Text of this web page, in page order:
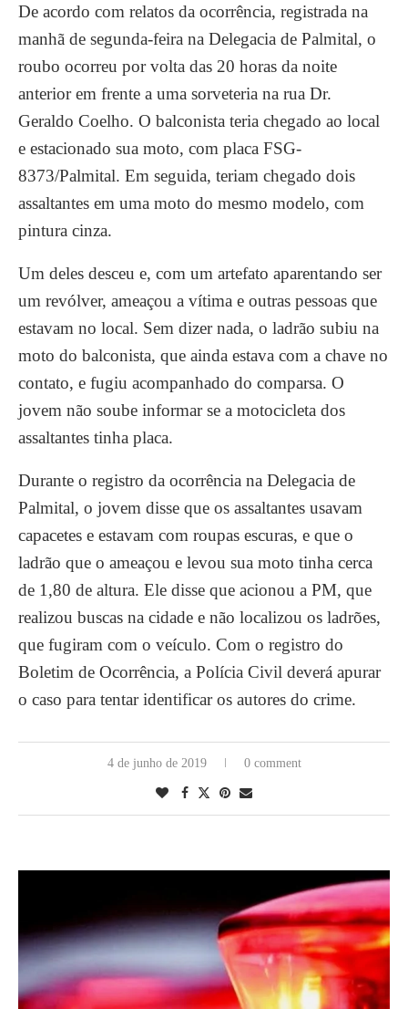
De acordo com relatos da ocorrência, registrada na
manhã de segunda-feira na Delegacia de Palmital, o
roubo ocorreu por volta das 20 horas da noite
anterior em frente a uma sorveteria na rua Dr.
Geraldo Coelho. O balconista teria chegado ao local
e estacionado sua moto, com placa FSG-
8373/Palmital. Em seguida, teriam chegado dois
assaltantes em uma moto do mesmo modelo, com
pintura cinza.
Um deles desceu e, com um artefato aparentando ser
um revólver, ameaçou a vítima e outras pessoas que
estavam no local. Sem dizer nada, o ladrão subiu na
moto do balconista, que ainda estava com a chave no
contato, e fugiu acompanhado do comparsa. O
jovem não soube informar se a motocicleta dos
assaltantes tinha placa.
Durante o registro da ocorrência na Delegacia de
Palmital, o jovem disse que os assaltantes usavam
capacetes e estavam com roupas escuras, e que o
ladrão que o ameaçou e levou sua moto tinha cerca
de 1,80 de altura. Ele disse que acionou a PM, que
realizou buscas na cidade e não localizou os ladrões,
que fugiram com o veículo. Com o registro do
Boletim de Ocorrência, a Polícia Civil deverá apurar
o caso para tentar identificar os autores do crime.
4 de junho de 2019 0 comment